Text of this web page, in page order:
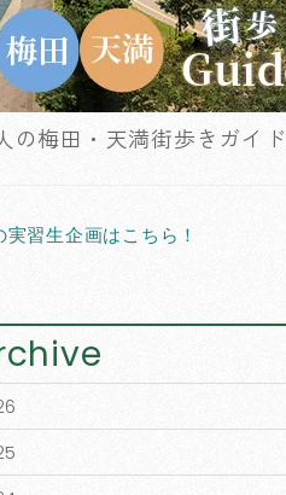
の梅田・天満街歩きガイド
実習生企画はこちら！